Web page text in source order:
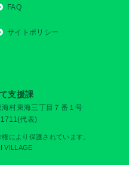
FAQ
サイトポリシー
支援課
村東海三丁目７番１号
代表)
により保護されています。
VILLAGE